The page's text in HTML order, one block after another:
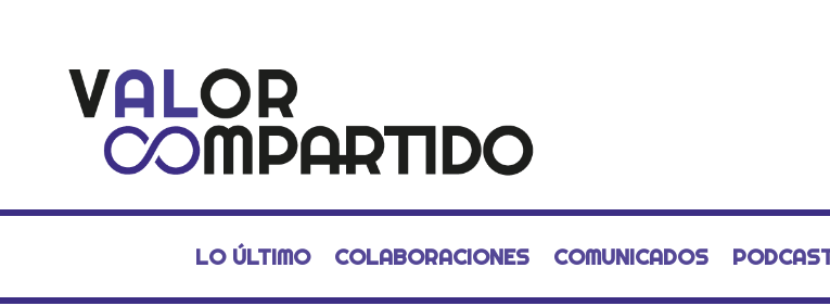
LO ÚLTIMO COLABORACIONES COMUNICADOS